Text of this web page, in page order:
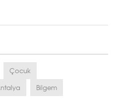
Çocuk
Bilgem